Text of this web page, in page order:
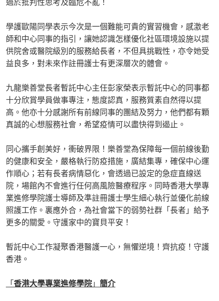
過於批判性思考及臨危不亂！
學護歐陽同學表示今次是一個難能可貴的實習機會，感激老
師和中心同事的指引，讓她認識怎樣優化社區環境設施以提
供院舍或醫院級別的服務給長者，不但具挑戰性，亦令她受
益良多，對未來作註冊護士有更深層次的體會。
九龍樂善堂長者暫託中心主任彭家榮表示暫託中心的同事都
十分欣賞學員做事專注，態度認真，服務質素自然得以提
高。他亦十分感謝所有前線同事的團結及努力，他們都有顆
真誠的心想服務社會，希望疫情可以盡快得到遏止。
同心攜手創美好，衝破界限！樂善堂為保障每一個前線後勤
的健康和安全，嚴格執行防疫措施，廣結集專，確保中心運
作順心；若有長者病情惡化，會透過已設定的急症直線送
院，場館內不會進行任何高風險醫療程序。同時香港大學專
業進修學院護士導師及準註冊護士學生細心執行並優化前線
照護工作。裏應外合，為社會當下的弱勢社群「長者」給予
更多的關愛。守護家中的寶貝平安！
暫託中心工作凝聚香港醫護一心，無懼逆境！齊抗疫！守護
香港。
「 香港大學專業進修學院 」 簡介